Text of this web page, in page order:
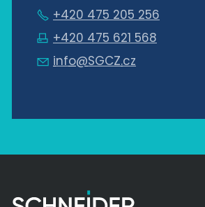
+420 475 205 256
+420 475 621 568
nf
SGCZ cz